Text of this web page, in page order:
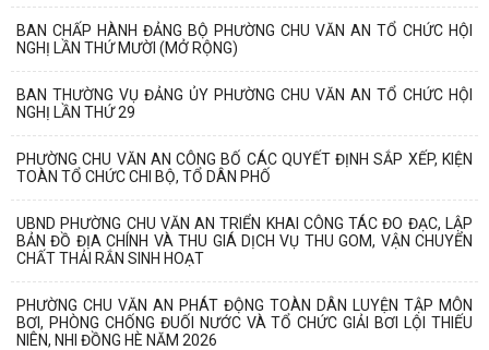
BAN CHẤP HÀNH ĐẢNG BỘ PHƯỜNG CHU VĂN AN TỔ CHỨC HỘI
NGHỊ LẦN THỨ MƯỜI (MỞ RỘNG)
BAN THƯỜNG VỤ ĐẢNG ỦY PHƯỜNG CHU VĂN AN TỔ CHỨC HỘI
NGHỊ LẦN THỨ 29
PHƯỜNG CHU VĂN AN CÔNG BỐ CÁC QUYẾT ĐỊNH SẮP XẾP, KIỆN
TOÀN TỔ CHỨC CHI BỘ, TỔ DÂN PHỐ
UBND PHƯỜNG CHU VĂN AN TRIỂN KHAI CÔNG TÁC ĐO ĐẠC, LẬP
BẢN ĐỒ ĐỊA CHÍNH VÀ THU GIÁ DỊCH VỤ THU GOM, VẬN CHUYỂN
CHẤT THẢI RẮN SINH HOẠT
PHƯỜNG CHU VĂN AN PHÁT ĐỘNG TOÀN DÂN LUYỆN TẬP MÔN
BƠI, PHÒNG CHỐNG ĐUỐI NƯỚC VÀ TỔ CHỨC GIẢI BƠI LỘI THIẾU
NIÊN, NHI ĐỒNG HÈ NĂM 2026